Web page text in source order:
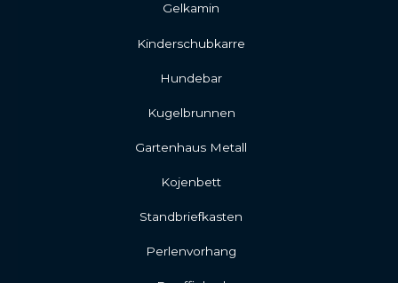
Gelkamin
Kinderschubkarre
Hundebar
Kugelbrunnen
Gartenhaus Metall
Kojenbett
Standbriefkasten
Perlenvorhang